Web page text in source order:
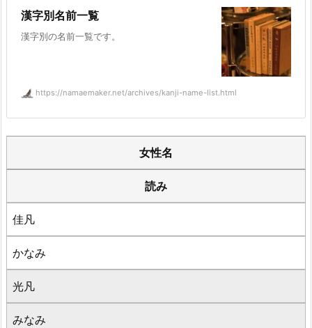
漢字別名前一覧
漢字別の名前一覧です。
https://namaemaker.net/archives/kanji-name-list.html
女性名
読み
佳凡
かなみ
光凡
みなみ